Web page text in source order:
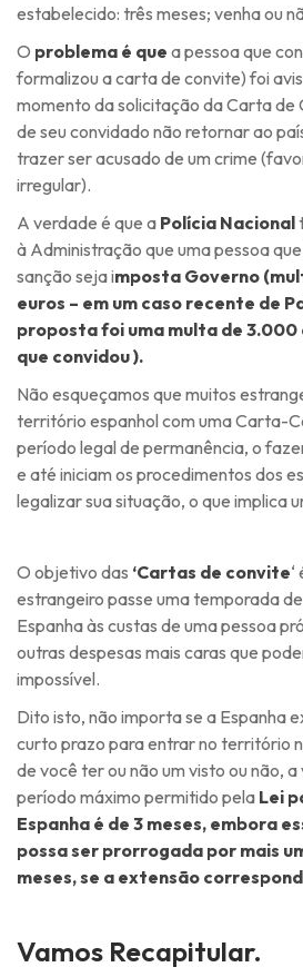
estabelecido: três meses; venha ou
O problema é que a pessoa que
formalizou a carta de convite) foi
momento da solicitação da Carta de
de seu convidado não retornar ao
trazer ser acusado de um crime
irregular).
A verdade é que a Polícia Nacional
à Administração que uma pessoa
sanção seja imposta Governo
euros – em um caso recente de
proposta foi uma multa de 3.000
que convidou ).
Não esqueçamos que muitos
território espanhol com uma Carta-
período legal de permanência, o
e até iniciam os procedimentos dos
legalizar sua situação, o que implica
O objetivo das ‘Cartas de convite
estrangeiro passe uma temporada
Espanha às custas de uma pessoa
outras despesas mais caras que
impossível.
Dito isto, não importa se a Espanha
curto prazo para entrar no território
de você ter ou não um visto ou não,
período máximo permitido pela Lei
Espanha é de 3 meses, embora
possa ser prorrogada por mais
meses, se a extensão
Vamos Recapitular.